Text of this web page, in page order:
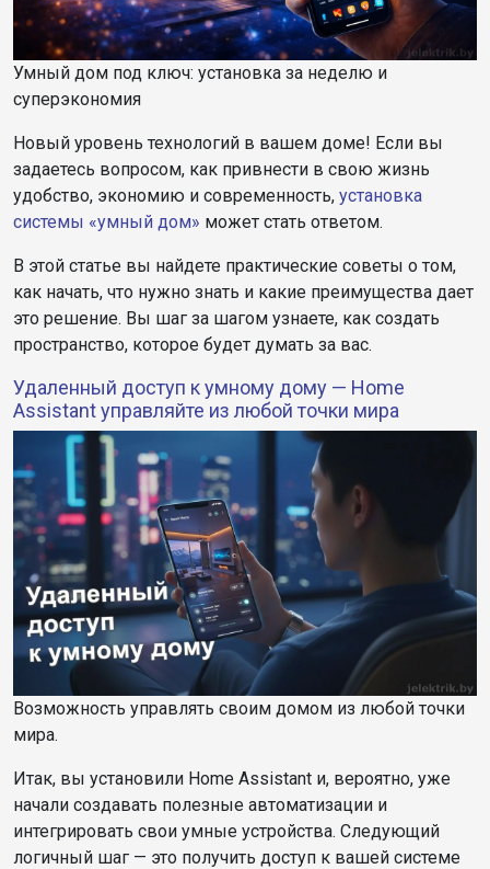
Умный дом под ключ: установка за неделю и
суперэкономия
Новый уровень технологий в вашем доме! Если вы
задаетесь вопросом, как привнести в свою жизнь
удобство, экономию и современность, установка
системы «умный дом» может стать ответом.
В этой статье вы найдете практические советы о том,
как начать, что нужно знать и какие преимущества дает
это решение. Вы шаг за шагом узнаете, как создать
пространство, которое будет думать за вас.
Удаленный доступ к умному дому — Home
Assistant управляйте из любой точки мира
Возможность управлять своим домом из любой точки
мира.
Итак, вы установили Home Assistant и, вероятно, уже
начали создавать полезные автоматизации и
интегрировать свои умные устройства. Следующий
логичный шаг — это получить доступ к вашей системе